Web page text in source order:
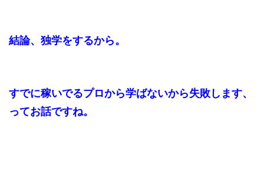
結論、独学をするから。
すでに稼いでるプロから学ばないから失敗します、
ってお話ですね。